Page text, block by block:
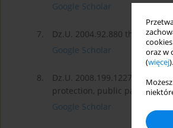
oraz w
(więcej).
Google Scholar
7.
Dz.U. 2004.92.880 the Act of
Google Scholar
8.
Dz.U. 2008.199.1227 the Act
protection, public
Google Scholar